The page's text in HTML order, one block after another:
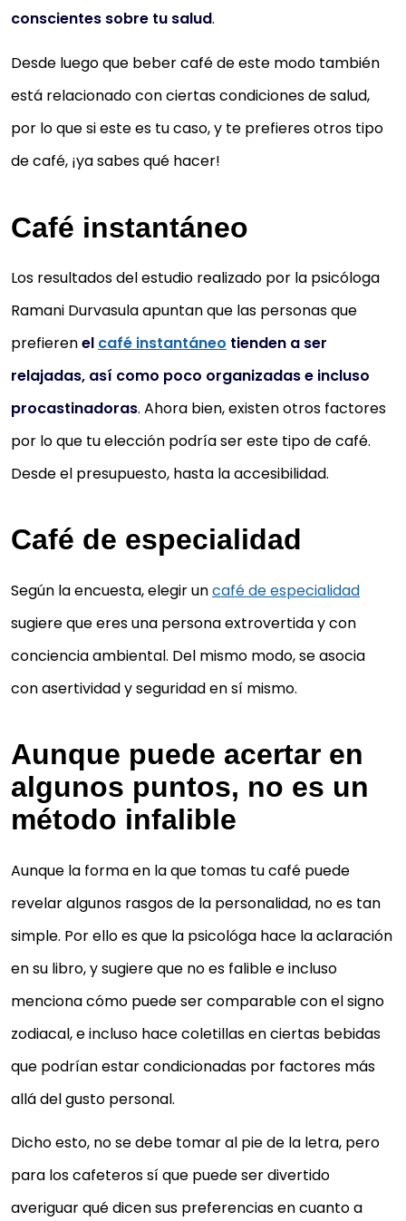
conscientes sobre tu salud.
Desde luego que beber café de este modo también
está relacionado con ciertas condiciones de salud,
por lo que si este es tu caso, y te prefieres otros tipo
de café, ¡ya sabes qué hacer!
Café instantáneo
Los resultados del estudio realizado por la psicóloga
Ramani Durvasula apuntan que las personas que
prefierenel café instantáneo tienden a ser
relajadas, así como poco organizadas e incluso
procastinadoras. Ahora bien, existen otros factores
por lo que tu elección podría ser este tipo de café.
Desde el presupuesto, hasta la accesibilidad.
Café de especialidad
Según la encuesta, elegir uncafé de especialidad
sugiere que eres una persona extrovertida y con
conciencia ambiental. Del mismo modo, se asocia
con asertividad y seguridad en sí mismo.
Aunque puede acertar en
algunos puntos, no es un
método infalible
Aunque la forma en la que tomas tu café puede
revelar algunos rasgos de la personalidad, no es tan
simple. Por ello es que la psicológa hace la aclaración
en su libro, y sugiere que no es falible e incluso
menciona cómo puede ser comparable con el signo
zodiacal, e incluso hace coletillas en ciertas bebidas
que podrían estar condicionadas por factores más
allá del gusto personal.
Dicho esto, no se debe tomar al pie de la letra, pero
para los cafeteros sí que puede ser divertido
averiguar qué dicen sus preferencias en cuanto a